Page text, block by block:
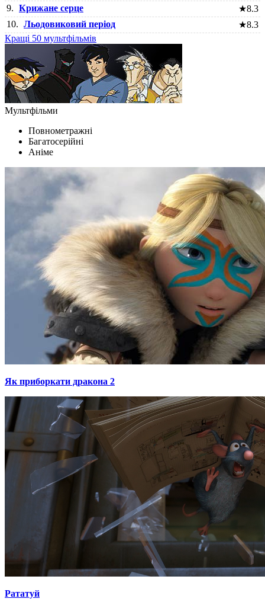
9. Крижане серце ★8.3
10. Льодовиковий період ★8.3
Кращі 50 мультфільмів
Мультфільми
Повнометражні
Багатосерійні
Аніме
Як приборкати дракона 2
Рататуй